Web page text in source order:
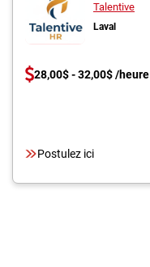
Talentive
Laval
28,00$ - 32,00$ /heure
Postulez ici